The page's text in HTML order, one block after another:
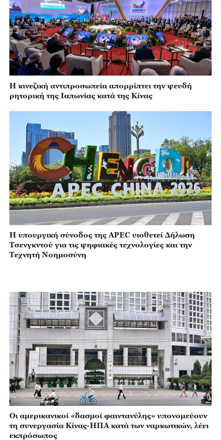
Η κινεζική αντιπροσωπεία απορρίπτει την ψευδή
ρητορική της Ιαπωνίας κατά της Κίνας
Η υπουργική σύνοδος της APEC υιοθετεί Δήλωση
Τσενγκντού για τις ψηφιακές τεχνολογίες και την
Τεχνητή Νοημοσύνη
Οι αμερικανικοί «δασμοί φαιντανύλης» υπονομεύουν
τη συνεργασία Κίνας-ΗΠΑ κατά των ναρκωτικών, λέει
εκπρόσωπος